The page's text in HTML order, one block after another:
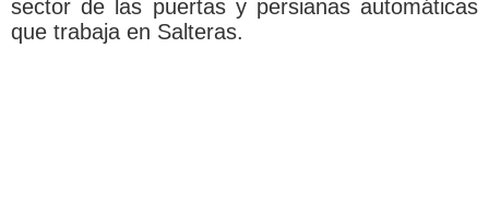
sector de las puertas y persianas automáticas
que trabaja en Salteras.